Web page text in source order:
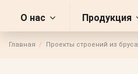
О нас Продукция
Главная Проекты строений из бруса